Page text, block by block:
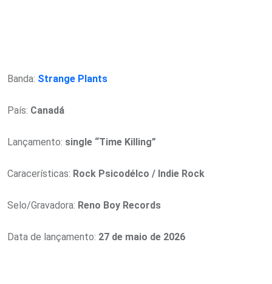
Banda: Strange Plants
País: Canadá
Lançamento: single “Time Killing”
Caracerísticas: Rock Psicodélco / Indie Rock
Selo/Gravadora: Reno Boy Records
Data de lançamento: 27 de maio de 2026